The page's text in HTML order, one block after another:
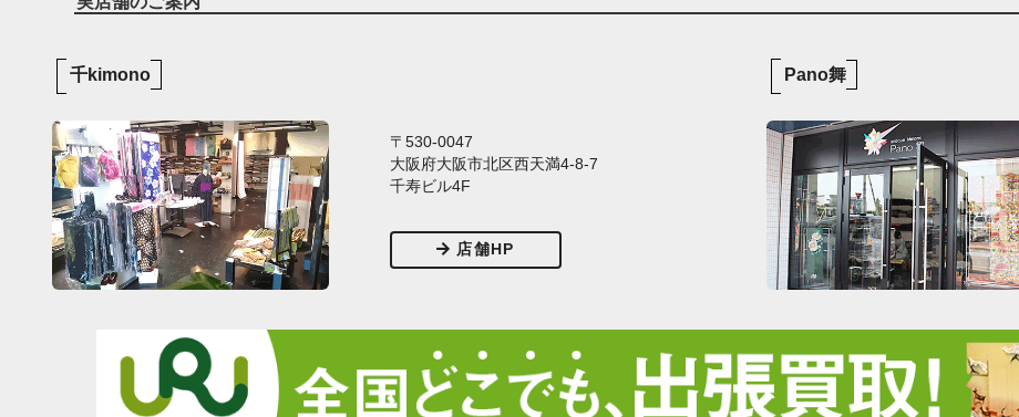
千kimono
〒530-0047
大阪府大阪市北区西天満4-8-7
千寿ビル4F
店舗HP
Pano舞